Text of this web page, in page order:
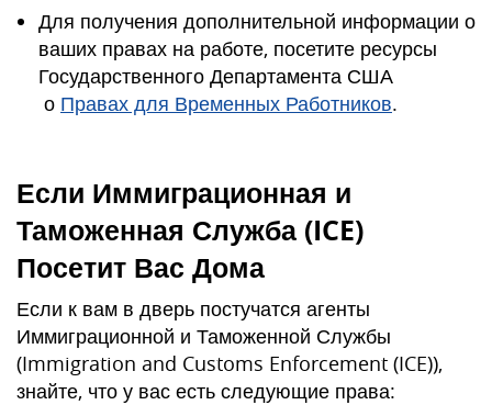
Для получения дополнительной информации о
ваших правах на работе, посетите ресурсы
Государственного Департамента США
о Правах для Временных Работников.
Если Иммиграционная и
Таможенная Служба (ICE)
Посетит Вас Дома
Если к вам в дверь постучатся агенты
Иммиграционной и Таможенной Службы
(Immigration and Customs Enforcement (ICE)),
знайте, что у вас есть следующие права: